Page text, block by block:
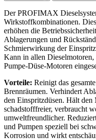
Der PROFIMAX
Wirkstoffkombinationen.
erhöhen die
Ablagerungen und
Schmierwirkung der
Kann in allen
Pumpe-Düse-Motoren
Vorteile: Reinigt das
Brennräumen. Verhindert
den Einspritzdüsen. Hält den
schadstofffreier, verbraucht
umweltfreundlicher.
und Pumpen speziell bei
Korrosion und wirkt